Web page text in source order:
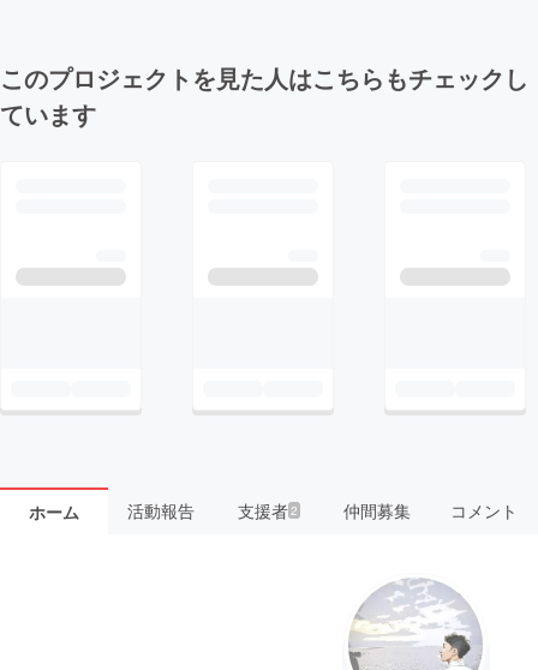
このプロジェクトを見た人はこちらもチェックし
ています
ホーム 活動報告 支援者2 仲間募集 コメント